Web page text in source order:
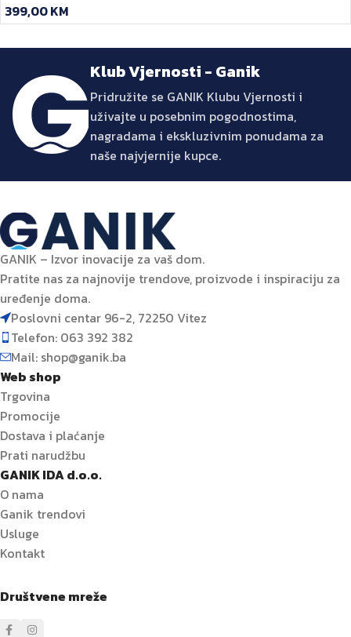
399,00KM
Klub Vjernosti - Ganik
Pridružite se GANIK Klubu Vjernosti i
uživajte u posebnim pogodnostima,
nagradama i ekskluzivnim ponudama za
naše najvjernije kupce.
GANIK – Izvor inovacije za vaš dom.
Pratite nas za najnovije trendove, proizvode i inspiraciju za
uređenje doma.
Poslovni centar 96-2, 72250 Vitez
Telefon: 063 392 382
Mail: shop@ganik.ba
Web shop
Trgovina
Promocije
Dostava i plaćanje
Prati narudžbu
GANIK IDA d.o.o.
O nama
Ganik trendovi
Usluge
Kontakt
Društvene mreže